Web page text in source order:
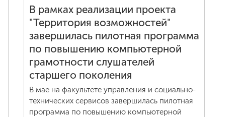
В рамках реализации проекта
"Территория возможностей"
завершилась пилотная программа
по повышению компьютерной
грамотности слушателей
старшего поколения
В мае на факультете управления и социально-
технических сервисов завершилась пилотная
программа по повышению компьютерной